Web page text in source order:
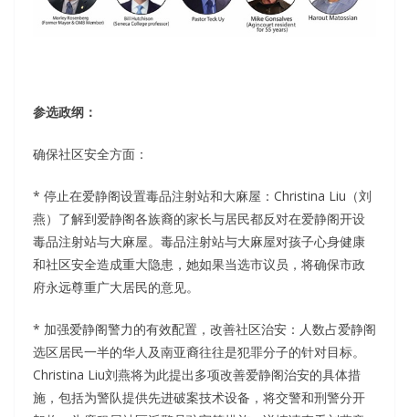
参选政纲：
确保社区安全方面：
* 停止在爱静阁设置毒品注射站和大麻屋：Christina Liu（刘
燕）了解到爱静阁各族裔的家长与居民都反对在爱静阁开设
毒品注射站与大麻屋。毒品注射站与大麻屋对孩子心身健康
和社区安全造成重大隐患，她如果当选市议员，将确保市政
府永远尊重广大居民的意见。
* 加强爱静阁警力的有效配置，改善社区治安：人数占爱静阁
选区居民一半的华人及南亚裔往往是犯罪分子的针对目标。
Christina Liu刘燕将为此提出多项改善爱静阁治安的具体措
施，包括为警队提供先进破案技术设备，将交警和刑警分开